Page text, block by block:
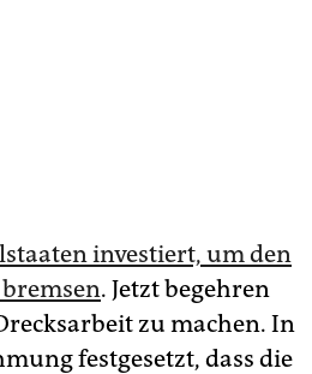
investiert, um den
. Jetzt begehren
zu machen. In
festgesetzt, dass die